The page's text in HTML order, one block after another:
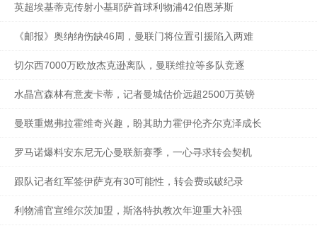
英超埃基蒂克传射小基耶萨首球利物浦42伯恩茅斯
《邮报》奥纳纳伤缺46周，曼联门将位置引援陷入两难
切尔西7000万欧放杰克逊离队，曼联维拉等多队竞逐
水晶宫森林有意麦卡蒂，记者曼城估价远超2500万英镑
曼联重燃弗拉霍维奇兴趣，盼其助力霍伊伦齐尔克泽成长
罗马诺爆料安东尼无心曼联新赛季，一心寻求转会契机
跟队记者红军签伊萨克有30可能性，转会费或破纪录
利物浦官宣维尔茨加盟，斯洛特执教次年迎重大补强